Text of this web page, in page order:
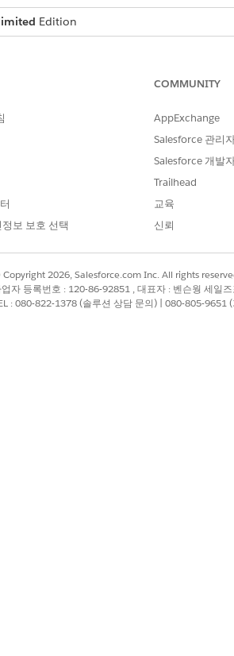
Edition
패키지가 설치되어 있고 개인
가 개인 레코드 개체로 구성했는지 확
보 보호 선택
COMMUNITY
AppExchange
Salesforce 관리
Salesforce 개발
Trailhead
교육
신뢰
2026, Salesforce.com Inc. All rights
업자 등록번호 : 120-86-92851 , 대표자 : 벤슨웡 세일
: 080-822-1378 (솔루션 상담 문의) | 080-805-9651